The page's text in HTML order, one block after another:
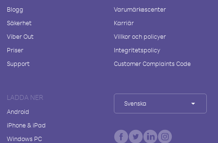
Blogg
Säkerhet
Viber Out
Priser
Support
Varumärkescenter
Karriär
Villkor och policyer
Integritetspolicy
Customer Complaints Code
LADDA NER
Android
iPhone & iPad
Windows PC
Svenska